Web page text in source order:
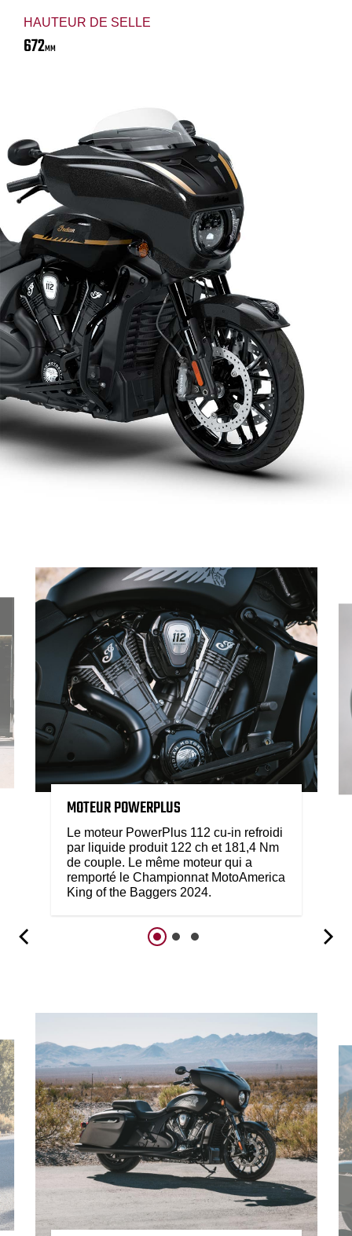
HAUTEUR DE SELLE
672MM
MOTEUR POWERPLUS
Le moteur PowerPlus 112 cu-in refroidi
par liquide produit 122 ch et 181,4 Nm
de couple. Le même moteur qui a
remporté le Championnat MotoAmerica
King of the Baggers 2024.